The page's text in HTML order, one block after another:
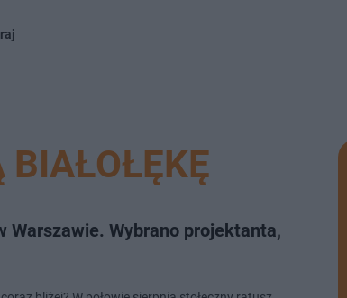
Warszawie. Wybrano projektanta,